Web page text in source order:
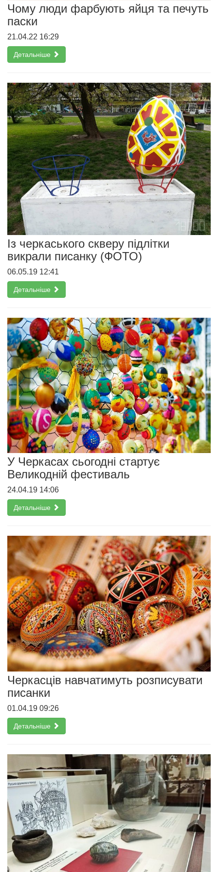
Чому люди фарбують яйця та печуть
паски
21.04.22 16:29
Детальніше
Із черкаського скверу підлітки
викрали писанку (ФОТО)
06.05.19 12:41
Детальніше
У Черкасах сьогодні стартує
Великодній фестиваль
24.04.19 14:06
Детальніше
Черкасців навчатимуть розписувати
писанки
01.04.19 09:26
Детальніше